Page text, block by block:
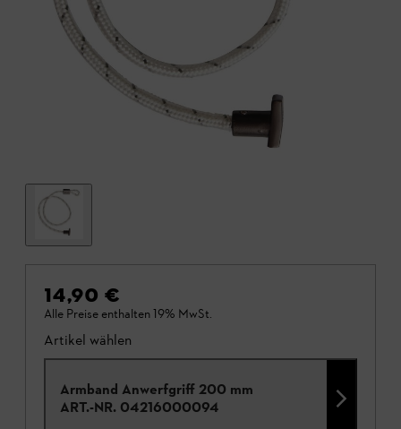
14,90 €
Alle Preise enthalten 19% MwSt.
Artikel wählen
Armband Anwerfgriff 200 mm
ART.-NR. 04216000094